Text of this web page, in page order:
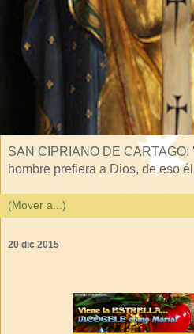
SAN CIPRIANO DE CARTAGO:
hombre prefiera a Dios, de eso
20 dic 2015